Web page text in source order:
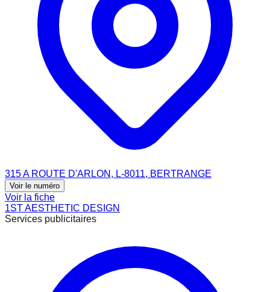
315 A ROUTE D'ARLON, L-8011, BERTRANGE
Voir le numéro
Voir la fiche
1ST AESTHETIC DESIGN
Services publicitaires